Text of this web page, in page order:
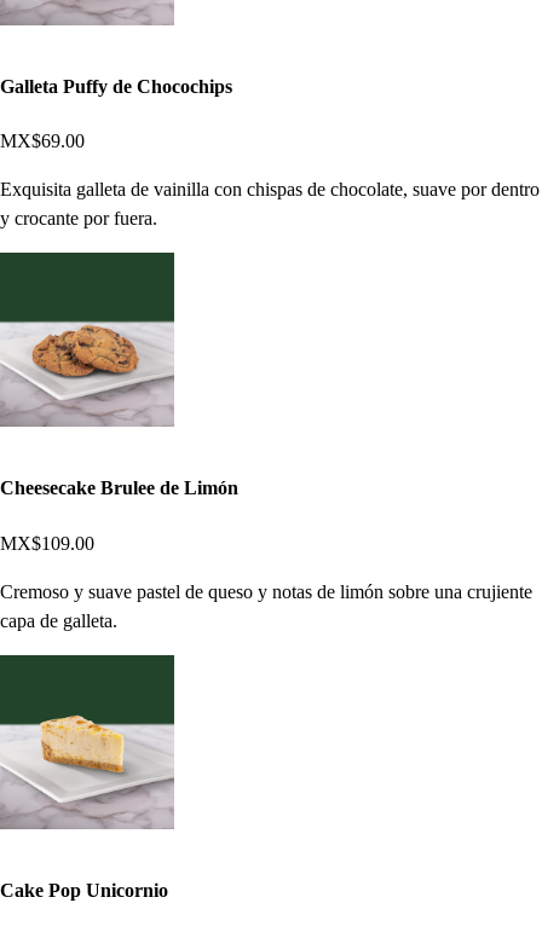
Galleta Puffy de Chocochips
MX$69.00
Exquisita galleta de vainilla con chispas de chocolate, suave por dentro
y crocante por fuera.
Cheesecake Brulee de Limón
MX$109.00
Cremoso y suave pastel de queso y notas de limón sobre una crujiente
capa de galleta.
Cake Pop Unicornio